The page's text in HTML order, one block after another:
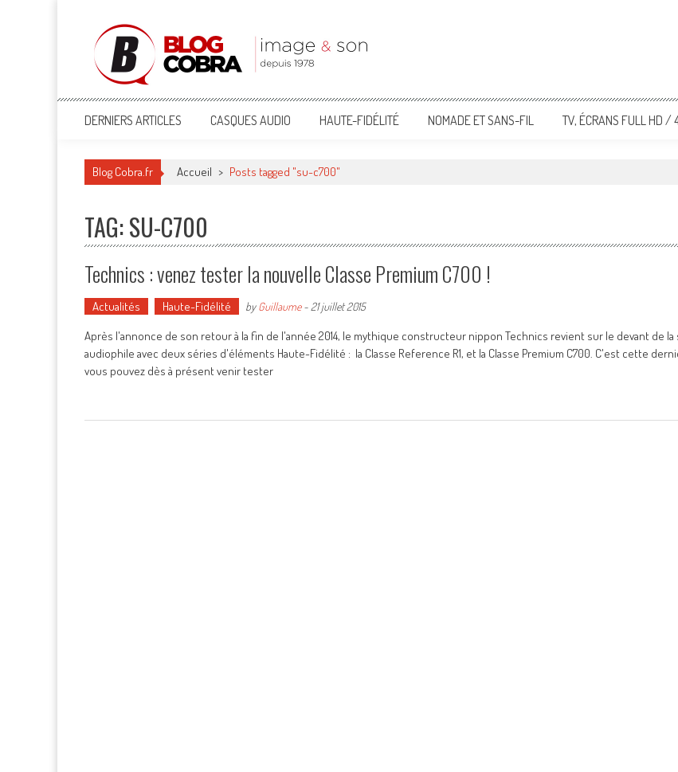
Blog Cobra
Toute l'actu Image & Son !
DERNIERS ARTICLES CASQUES AUDIO HAUTE-FIDÉLITÉ NOMADE ET SANS-FIL TV, ÉCRANS FULL HD /
Blog Cobra.fr Accueil > Posts tagged "su-c700"
TAG: SU-C700
Technics : venez tester la nouvelle Classe Premium C700 !
Actualités Haute-Fidélité byGuillaume- 21 juillet 2015
Après l'annonce de son retour à la fin de l'année 2014, le mythique constructeur nippon Technics revient sur le devant de la
audiophile avec deux séries d'éléments Haute-Fidélité : la Classe Reference R1, et la Classe Premium C700. C'est cette
vous pouvez dès à présent venir tester